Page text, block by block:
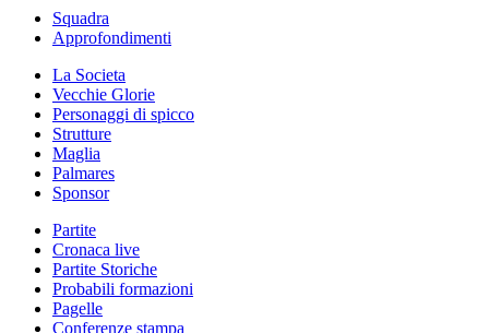
Squadra
Approfondimenti
La Societa
Vecchie Glorie
Personaggi di spicco
Strutture
Maglia
Palmares
Sponsor
Partite
Cronaca live
Partite Storiche
Probabili formazioni
Pagelle
Conferenze stampa